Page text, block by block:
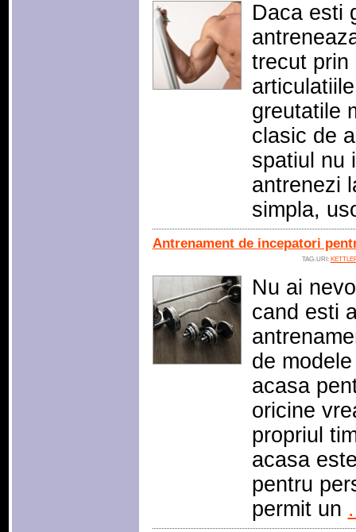
Daca esti
trecut prin
greutatile
clasic de
spatiul nu
antrenezi
simpla,
Antrenament de incepatori
TAG-URI:
Nu ai
cand esti
de
acasa
oricine
propriul
acasa
pentru
permit un